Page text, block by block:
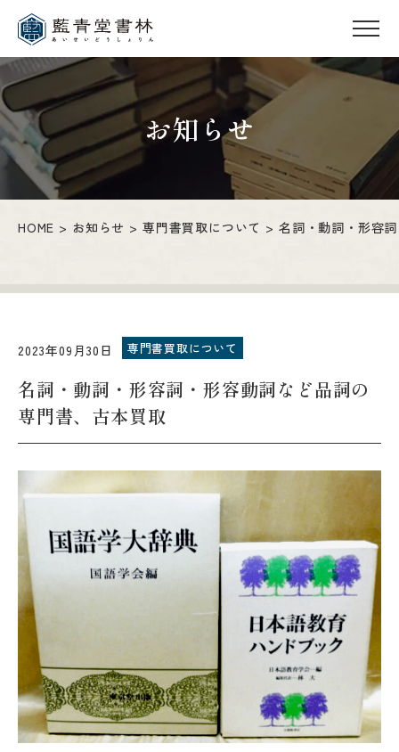
お知らせ
HOME お知らせ 専門書買取について 名詞・動詞・形容
2023年09月30日 専門書買取について
名詞・動詞・形容詞・形容動詞など品詞の
専門書、古本買取